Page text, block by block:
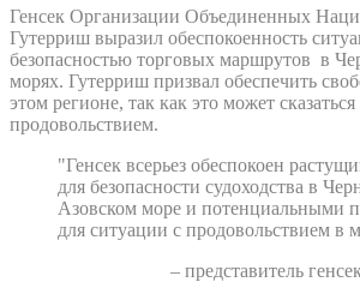
Генсек Организации Объединенных
Гутерриш выразил обеспокоенность
безопасностью торговых маршрутов в
морях. Гутерриш призвал обеспечить
этом регионе, так как это может
продовольствием.
"Генсек всерьез обеспокоен
для безопасности судоходства в
Азовском море и потенциальными
для ситуации с продовольствием в
– представитель